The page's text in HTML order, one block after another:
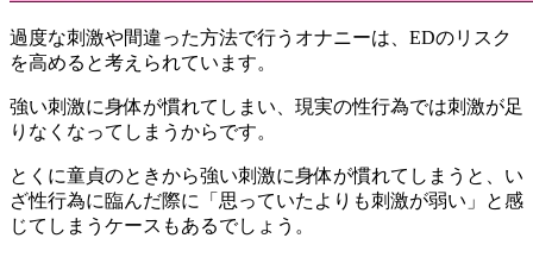
過度な刺激や間違った方法で行うオナニーは、EDのリスク
を高めると考えられています。
強い刺激に身体が慣れてしまい、現実の性行為では刺激が足
りなくなってしまう からです。
とくに童貞のときから強い刺激に身体が慣れてしまうと、い
ざ性行為に臨んだ際に「思っていたよりも刺激が弱い」と感
じてしまうケースもあるでしょう。